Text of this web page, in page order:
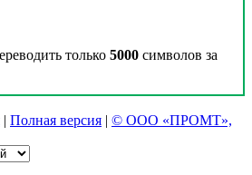
только 5000 символов за
| Полная версия | © ООО «ПРОМТ»,